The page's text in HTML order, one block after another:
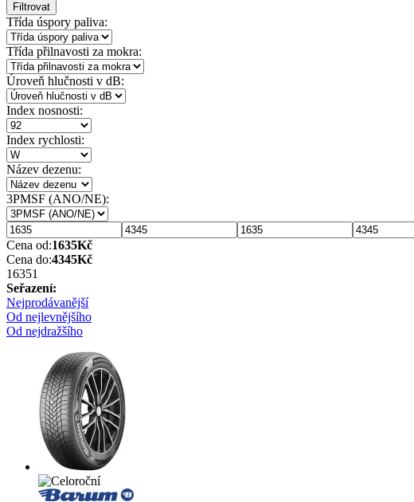
Filtrovat
Třída úspory paliva:
Třída přilnavosti za mokra:
Úroveň hlučnosti v dB:
Index nosnosti:
Index rychlosti:
Název dezenu:
3PMSF (ANO/NE):
Cena od:1635Kč
Cena do:4345Kč
16351
Seřazení:
Nejprodávanější
Od nejlevnějšího
Od nejdražšího